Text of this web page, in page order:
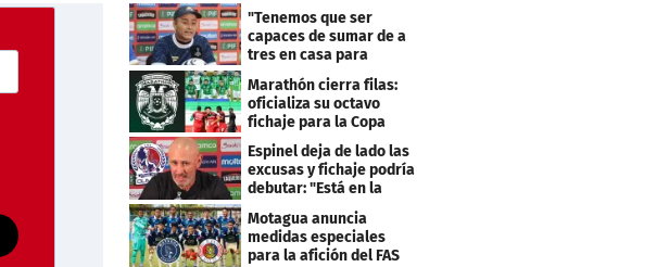
"Tenemos que ser
capaces de sumar de a
tres en casa para
asegurar la
clasificación"
Marathón cierra filas:
oficializa su octavo
fichaje para la Copa
Centroamericana
Espinel deja de lado las
excusas y fichaje podría
debutar: "Está en la
Motagua anuncia
medidas especiales
para la afición del FAS